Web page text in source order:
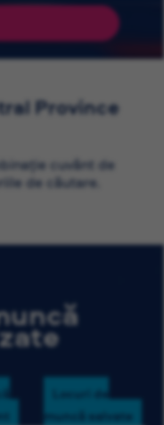
Province
cuvânt de
de căutare.
Locuri de
muncă salvate